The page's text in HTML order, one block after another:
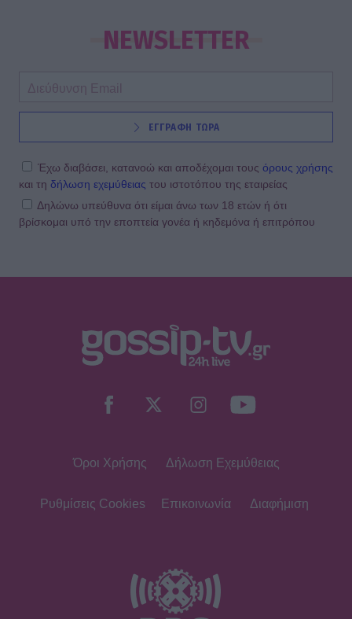
Αντώνη Σρόιτερ 15 καλοκαίρια»
SHOWBIZ
Κώστας Φραγκολιάς: Μια «κούκλα»
SHOWBIZ
Ντόρα Κουτροκόη: Στο Παρίσι με τον
διακοπές από τη Μύκονο στον
Άννα Ζηρδέλη - Άρθουρ
NEWSLETTER
ΕΓΓΡΑΦΗ ΤΩΡΑ
Έχω διαβάσει, κατανοώ και αποδέχομαι τους όρους χρήσης
και τη δήλωση εχεμύθειας του ιστοτόπου της εταιρείας
Δηλώνω υπεύθυνα ότι είμαι άνω των 18 ετών ή ότι
βρίσκομαι υπό την εποπτεία γονέα ή κηδεμόνα ή επιτρόπου
Όροι Χρήσης Δήλωση Εχεμύθειας
Ρυθμίσεις Cookies Επικοινωνία Διαφήμιση